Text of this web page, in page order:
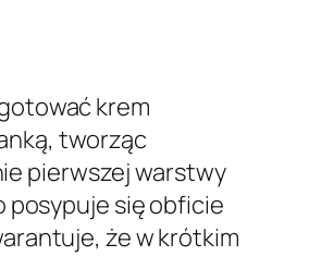
krem
tworząc
pierwszej warstwy
posypuje się obficie
że w krótkim